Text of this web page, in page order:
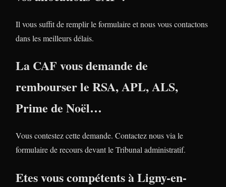
Il vous suffit de remplir le formulaire et nous vous contactons
dans les meilleurs délais.
La CAF vous demande de
rembourser le RSA, APL, ALS,
Prime de Noël…
Vous contestez cette demande. Contactez nous via le
formulaire de recours devant le Tribunal administratif.
Etes vous compétents à Ligny-en-